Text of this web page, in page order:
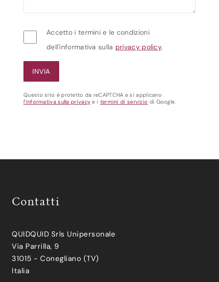
Accetto i termini e le condizioni
dell'informativa sulla privacy policy.
Questo sito è protetto da reCAPTCHA e si applicano
l'Informativa sulla privacy e i termini di servizio di Google.
Contatti
QUIDQUID Srls Unipersonale
Via Parrilla, 9
31015 - Conegliano (TV)
Italia